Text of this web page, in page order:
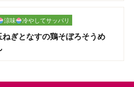
涼味 冷やしてサッパリ
ねぎとなすの鶏そぼろそうめ